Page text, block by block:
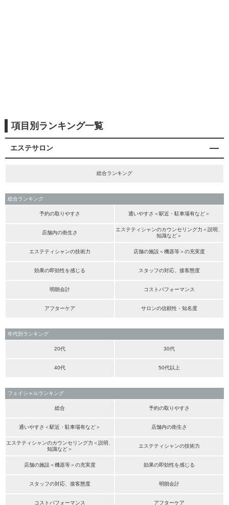
項目別ランキング一覧
エステサロン
総合ランキング
総合ランキング
予約の取りやすさ 通いやすさ＜駅近・駐車場有など＞
店舗内の衛生さ
エステティシャンのカウンセリング力＜説明、
知識など＞
エステティシャンの技術力 店舗の施設＜機器等＞の充実度
効果の即効性を感じる スタッフの対応、接客態度
明朗会計 コストパフォーマンス
アフターケア サロンの信頼性・知名度
年代別ランキング
20代 30代
40代 50代以上
フェイシャルランキング
総合 予約の取りやすさ
通いやすさ＜駅近・駐車場有など＞ 店舗内の衛生さ
エステティシャンのカウンセリング力＜説明、
知識など＞
エステティシャンの技術力
店舗の施設＜機器等＞の充実度 効果の即効性を感じる
スタッフの対応、接客態度 明朗会計
コストパフォーマンス アフターケア